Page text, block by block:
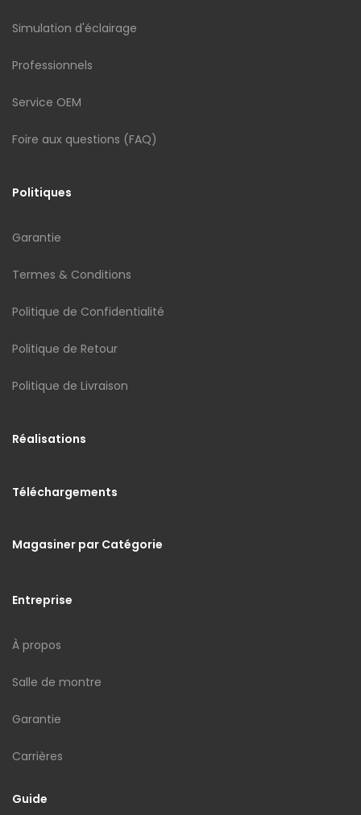
Simulation d'éclairage
Professionnels
Service OEM
Foire aux questions (FAQ)
Politiques
Garantie
Termes & Conditions
Politique de Confidentialité
Politique de Retour
Politique de Livraison
Réalisations
Téléchargements
Magasiner par Catégorie
Entreprise
À propos
Salle de montre
Garantie
Carrières
Guide